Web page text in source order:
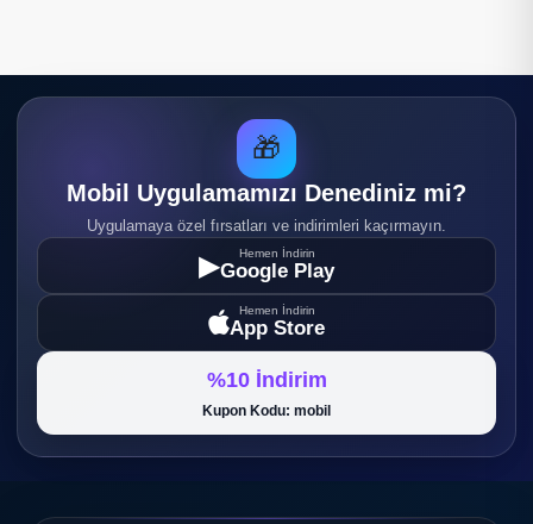
🎁
Mobil Uygulamamızı Denediniz mi?
Uygulamaya özel fırsatları ve indirimleri kaçırmayın.
▶ Hemen İndirin
Google Play
Hemen İndirin
App Store
%10 İndirim
Kupon Kodu: mobil